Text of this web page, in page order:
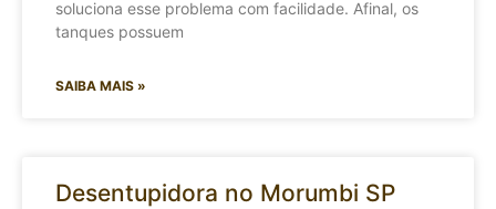
soluciona esse problema com facilidade. Afinal, os
tanques possuem
SAIBA MAIS »
Desentupidora no Morumbi SP